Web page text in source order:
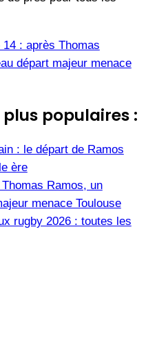
14 : après Thomas
départ majeur menace
populaires :
: le départ de Ramos
ère
Ramos, un
menace Toulouse
rugby 2026 : toutes les